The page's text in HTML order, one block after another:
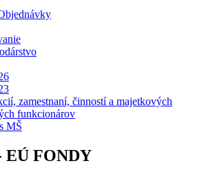
zamestnaní, činností a majetkových
funkcionárov
MŠ
EÚ FONDY